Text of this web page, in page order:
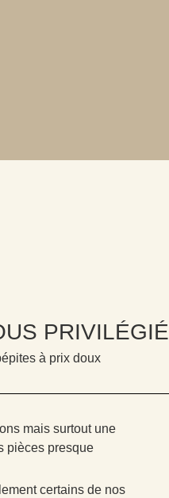
PRIVILÉGIÉ
à prix doux
mais surtout une
pièces presque
certains de nos